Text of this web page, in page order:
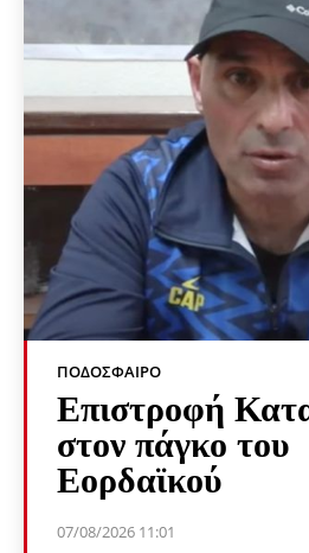
ΠΟΔΌΣΦΑΙΡΟ
Επιστροφή
στον πάγκο του
Εορδαϊκού
07/08/2026 11:01